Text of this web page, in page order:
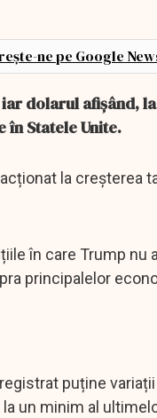
ne pe Google
dolarul afișând,
Statele Unite.
la creșterea
în care Trump
principalelor
puține
un minim al